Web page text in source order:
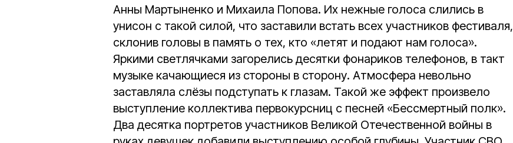
Анны Мартыненко и Михаила Попова. Их нежные голоса слились в
унисон с такой силой, что заставили встать всех участников фестиваля,
склонив головы в память о тех, кто «летят и подают нам голоса».
Яркими светлячками загорелись десятки фонариков телефонов, в такт
музыке качающиеся из стороны в сторону. Атмосфера невольно
заставляла слёзы подступать к глазам. Такой же эффект произвело
выступление коллектива первокурсниц с песней «Бессмертный полк».
Два десятка портретов участников Великой Отечественной войны в